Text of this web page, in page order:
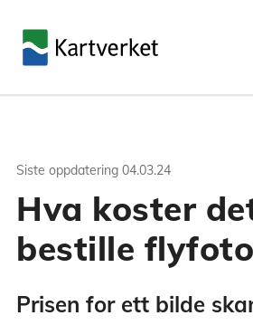
Siste oppdatering 04.03.24
Hva koster
bestille
Prisen for ett bilde